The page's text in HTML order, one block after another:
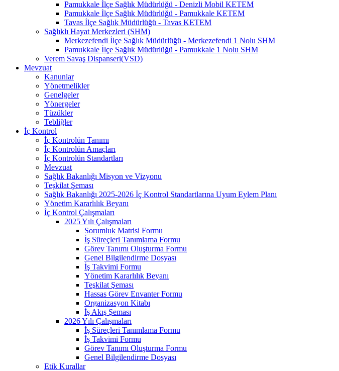
Pamukkale İlçe Sağlık Müdürlüğü - Denizli Mobil KETEM
Pamukkale İlçe Sağlık Müdürlüğü - Pamukkale KETEM
Tavas İlçe Sağlık Müdürlüğü - Tavas KETEM
Sağlıklı Hayat Merkezleri (SHM)
Merkezefendi İlçe Sağlık Müdürlüğü - Merkezefendi 1 Nolu SHM
Pamukkale İlçe Sağlık Müdürlüğü - Pamukkale 1 Nolu SHM
Verem Savaş Dispanseri(VSD)
Mevzuat
Kanunlar
Yönetmelikler
Genelgeler
Yönergeler
Tüzükler
Tebliğler
İç Kontrol
İç Kontrolün Tanımı
İç Kontrolün Amaçları
İç Kontrolün Standartları
Mevzuat
Sağlık Bakanlığı Misyon ve Vizyonu
Teşkilat Şeması
Sağlık Bakanlığı 2025-2026 İç Kontrol Standartlarına Uyum Eylem Planı
Yönetim Kararlılık Beyanı
İç Kontrol Çalışmaları
2025 Yılı Çalışmaları
Sorumluk Matrisi Formu
İş Süreçleri Tanımlama Formu
Görev Tanımı Oluşturma Formu
Genel Bilgilendirme Dosyası
İş Takvimi Formu
Yönetim Kararlılık Beyanı
Teşkilat Şeması
Hassas Görev Envanter Formu
Organizasyon Kitabı
İş Akış Şeması
2026 Yılı Çalışmaları
İş Süreçleri Tanımlama Formu
İş Takvimi Formu
Görev Tanımı Oluşturma Formu
Genel Bilgilendirme Dosyası
Etik Kurallar